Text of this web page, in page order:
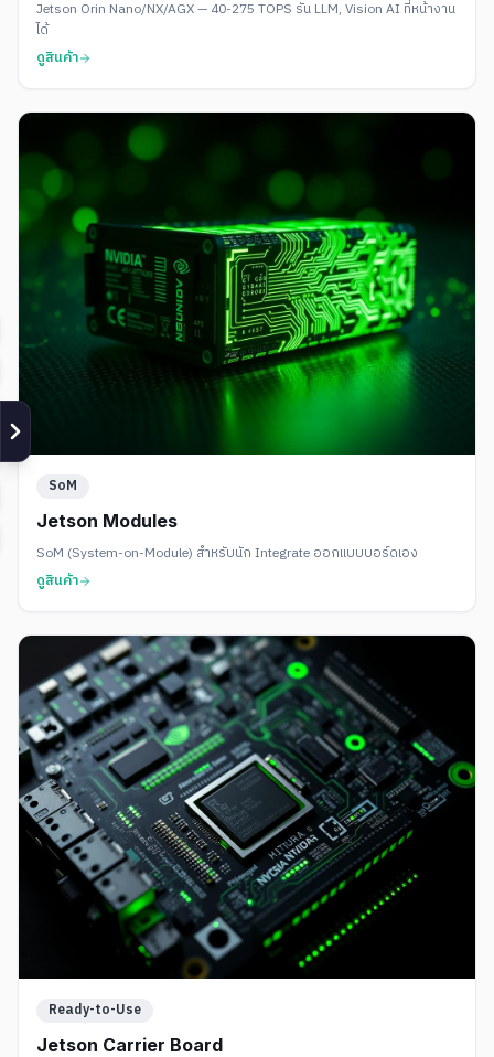
Jetson Orin Nano/NX/AGX — 40-275 TOPS รัน LLM, Vision AI ที่หน้างาน
ได้
ดูสินค้า
SoM
Jetson Modules
SoM (System-on-Module) สำหรับนัก Integrate ออกแบบบอร์ดเอง
ดูสินค้า
Ready-to-Use
Jetson Carrier Board